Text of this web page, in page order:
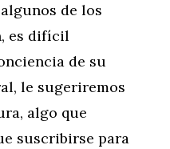
de los
es difícil
de su
le sugeriremos
algo que
suscribirse para